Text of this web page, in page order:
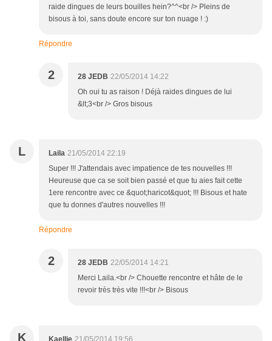
raide dingues de leurs bouilles hein?^^<br /> Pleins de
bisous à toi, sans doute encore sur ton nuage ! :)
Répondre
2 28 JEDB 22/05/2014 14:22
Oh oui tu as raison ! Déjà raides dingues de lui
&lt;3<br /> Gros bisous
L Laila 21/05/2014 22:19
Super !!! J'attendais avec impatience de tes nouvelles !!!
Heureuse que ca se soit bien passé et que tu aies fait cette
1ere rencontre avec ce &quot;haricot&quot; !!! Bisous et hate
que tu donnes d'autres nouvelles !!!
Répondre
2 28 JEDB 22/05/2014 14:21
Merci Laila.<br /> Chouette rencontre et hâte de le
revoir très très vite !!!<br /> Bisous
K Kaellie 21/05/2014 19:56